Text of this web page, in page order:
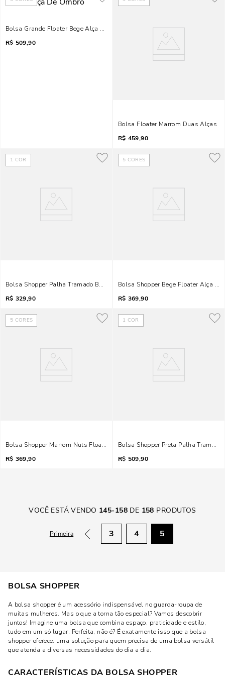
Bolsa Grande Floater Bege Alça De Ombro
R$ 509,90
Bolsa Floater Marrom Duas Alças
R$ 459,90
1 COR
Bolsa Shopper Palha Tramado Bege Alça Fivela
R$ 329,90
5 CORES
Bolsa Shopper Bege Floater Alça De
R$ 369,90
5 CORES
Bolsa Shopper Marrom Nuts Floater Alça De Ombro
R$ 369,90
1 COR
Bolsa Shopper Preta Palha Tramado
R$ 509,90
VOCÊ ESTÁ VENDO 145-158 DE 158 PRODUTOS
Primeira 3 4 5
BOLSA SHOPPER
A bolsa shopper é um acessório indispensável no guarda-roupa de
muitas mulheres. Mas o que a torna tão especial? Vamos descobrir
juntos! Imagine uma bolsa que combina espaço, praticidade e estilo,
tudo em um só lugar. Perfeita, não é? É exatamente isso que a bolsa
shopper oferece: uma solução para quem precisa de uma bolsa versátil
que atenda a diversas necessidades do dia a dia.
CARACTERÍSTICAS DA BOLSA SHOPPER